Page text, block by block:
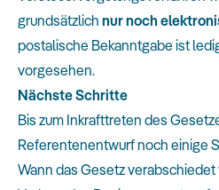
grundsätzlich nur noch
postalische Bekanntgabe ist
vorgesehen.
Nächste Schritte
Bis zum Inkrafttreten des
Referentenentwurf noch einige
Wann das Gesetz